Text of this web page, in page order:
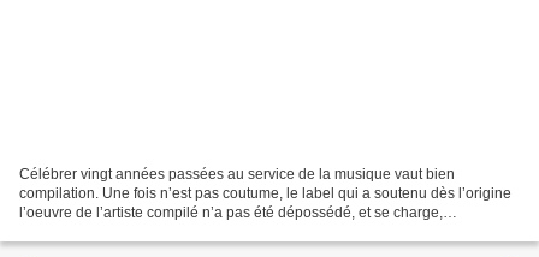
Célébrer vingt années passées au service de la musique vaut bien
compilation. Une fois n’est pas coutume, le label qui a soutenu dès l’origine
l’oeuvre de l’artiste compilé n’a pas été dépossédé, et se charge,